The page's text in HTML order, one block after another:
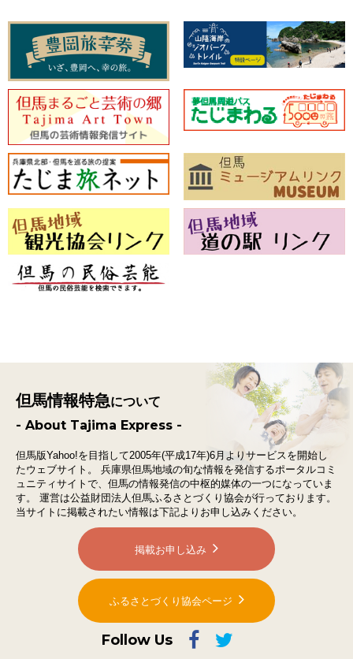
但馬情報特急について
- About Tajima Express -
但馬版Yahoo!を目指して2005年(平成17年)6月よりサービスを開始し
たウェブサイト。
兵庫県但馬地域の旬な情報を発信するポータルコミ
ュニティサイトで、 但馬の情報発信の中枢的媒体の一つになっていま
す。
運営は公益財団法人但馬ふるさとづくり協会が行っております。
当サイトに掲載されたい情報は下記よりお申し込みください。
掲載お申し込み
ふるさとづくり協会ページ
Follow Us